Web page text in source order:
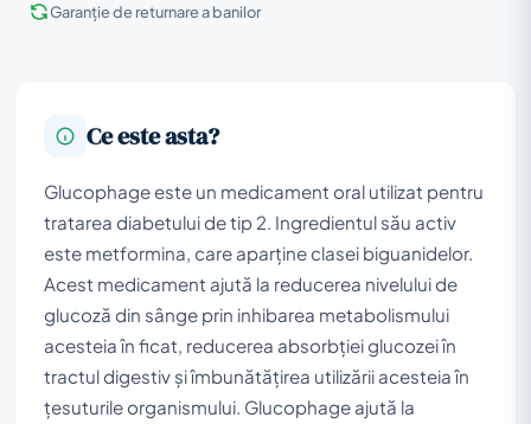
Garanție de returnare a banilor
Ce este asta?
Glucophage este un medicament oral utilizat pentru
tratarea diabetului de tip 2. Ingredientul său activ
este metformina, care aparține clasei biguanidelor.
Acest medicament ajută la reducerea nivelului de
glucoză din sânge prin inhibarea metabolismului
acesteia în ficat, reducerea absorbției glucozei în
tractul digestiv și îmbunătățirea utilizării acesteia în
țesuturile organismului. Glucophage ajută la